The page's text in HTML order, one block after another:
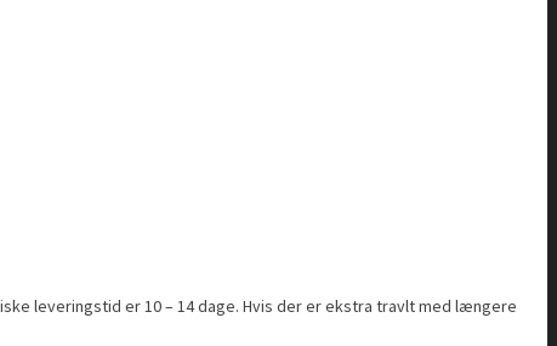
leveringstid er 10 – 14 dage. Hvis der er ekstra travlt med længere